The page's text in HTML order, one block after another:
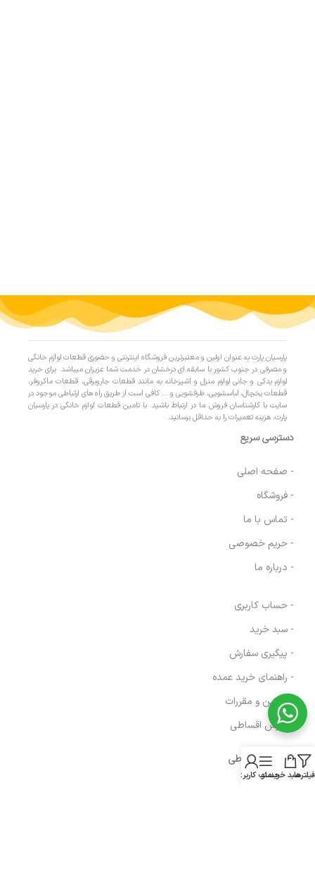
پارسیان پارت به عنوان اولین و معتبرترین فروشگاه اینترنتی و حضوری قطعات لوازم خانگی
و مصرفی در جنوب کشور با سابقه ای درخشان در خدمت شما عزیزان میباشد. برای خرید
لوازم یدکی و جانی لوازم منزل و آشپزخانه به مانند قطعات جاروبرقی، قطعات ماکروفر،
قطعات یخچال، لباسشویی، ظرفشویی و … کافی است از طریق راه های ارتباطی موجود در
سایت با کارشناسان فروش ما در ارتباط باشید. با تامین قطعات لوازم خانگی در پارسیان
پارت، هزینه تعمیرات را به حداقل برسانید.
دسترسی سریع
- صفحه اصلی
- فروشگاه
- تماس با ما
- حریم خصوصی
- درباره ما
- حساب کاربری
- سبد خرید
- پیگیری سفارش
- راهنمای خرید عمده
- قوانین و مقررات
- فروش اقساطی
مسیرهای ارتباطی
فیلترهاسبد خریدمنو
حساب کاربری من